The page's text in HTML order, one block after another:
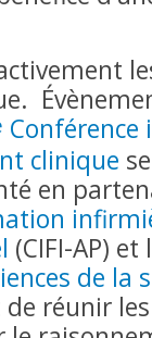
clinique
en
(CIFI-AP)
de la
réunir